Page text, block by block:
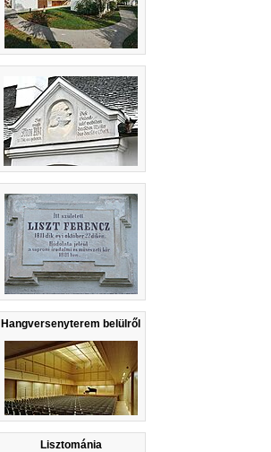
Hangversenyterem belülről
Lisztománia